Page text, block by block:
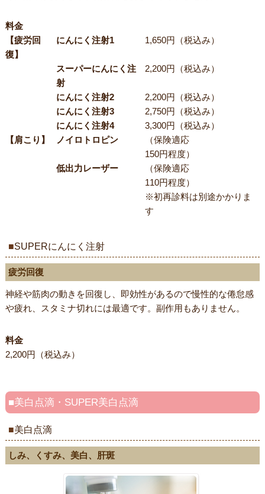
料金
【疲労回
復】
にんにく注射1 1,650円（税込み）
スーパーにんにく注
射
2,200円（税込み）
にんにく注射2
2,200円（税込み）
にんにく注射3
2,750円（税込み）
にんにく注射4
3,300円（税込み）
【肩こり】
ノイロトロピン
（保険適応
150円程度）
低出力レーザー
（保険適応
110円程度）
※初再診料は別途かかりま
す
SUPERにんにく注射
疲労回復
神経や筋肉の動きを回復し、即効性があるので慢性的な倦怠感
や疲れ、スタミナ切れには最適です。副作用もありません。
料金
2,200円（税込み）
美白点滴・SUPER美白点滴
美白点滴
しみ、くすみ、美白、肝斑